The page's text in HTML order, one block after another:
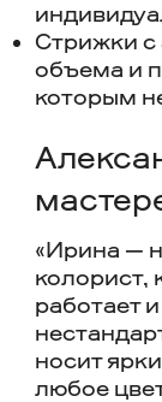
Стрижки с
объема и
которым
«Ирина —
колорист,
работает
носит
любое